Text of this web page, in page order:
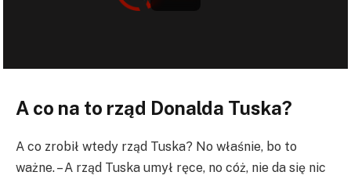
A co na to rząd Donalda Tuska?
A co zrobił wtedy rząd Tuska? No właśnie, bo to
ważne. – A rząd Tuska umył ręce, no cóż, nie da się nic